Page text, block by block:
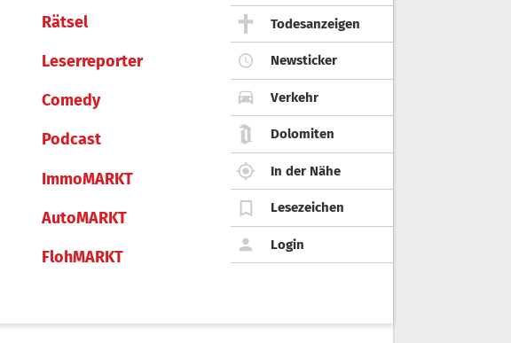
Rätsel
Leserreporter
Comedy
Podcast
ImmoMARKT
AutoMARKT
FlohMARKT
Todesanzeigen
Newsticker
Verkehr
Dolomiten
In der Nähe
Lesezeichen
Login